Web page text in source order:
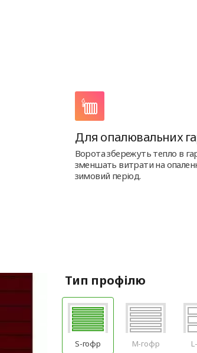
Для опалювальних
Ворота збережуть тепло в
зменшать витрати на
зимовий період.
Тип профілю
S-гофр M-гофр